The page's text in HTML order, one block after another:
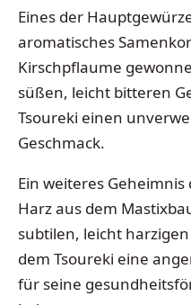
Eines der
aromatisches
Kirschpflaume
süßen, leicht bitteren
Tsoureki einen
Geschmack.
Ein weiteres
Harz aus dem
subtilen, leicht
dem Tsoureki eine
für seine